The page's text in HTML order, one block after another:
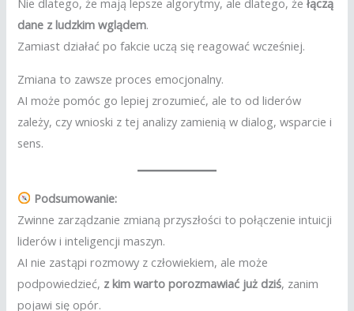
Nie dlatego, że mają lepsze algorytmy, ale dlatego, żełączą
dane z ludzkim wglądem.
Zamiast działać po fakcie uczą się reagować wcześniej.
Zmiana to zawsze proces emocjonalny.
AI może pomóc go lepiej zrozumieć, ale to od liderów
zależy, czy wnioski z tej analizy zamienią w dialog, wsparcie i
sens.
Podsumowanie:
Zwinne zarządzanie zmianą przyszłości to połączenie intuicji
liderów i inteligencji maszyn.
AI nie zastąpi rozmowy z człowiekiem, ale może
podpowiedzieć, z kim warto porozmawiać już dziś, zanim
pojawi się opór.